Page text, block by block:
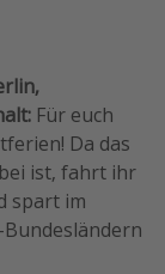
Für euch
Da das
ist, fahrt ihr
spart im